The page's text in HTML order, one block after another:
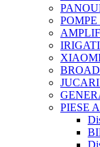
POMPE
PIESE